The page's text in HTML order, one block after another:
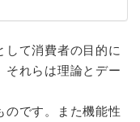
して消費者の目的に
それらは理論とデー
のです。また機能性